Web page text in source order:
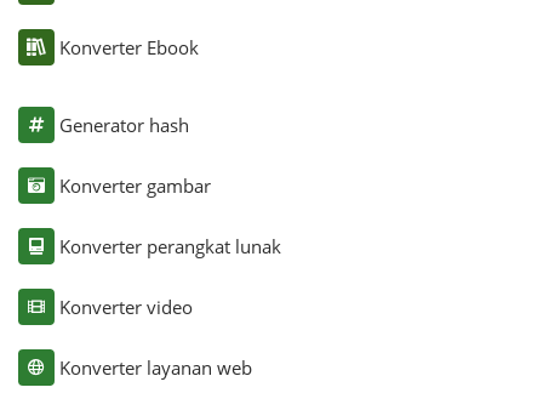
Konverter Ebook
Generator hash
Konverter gambar
Konverter perangkat lunak
Konverter video
Konverter layanan web